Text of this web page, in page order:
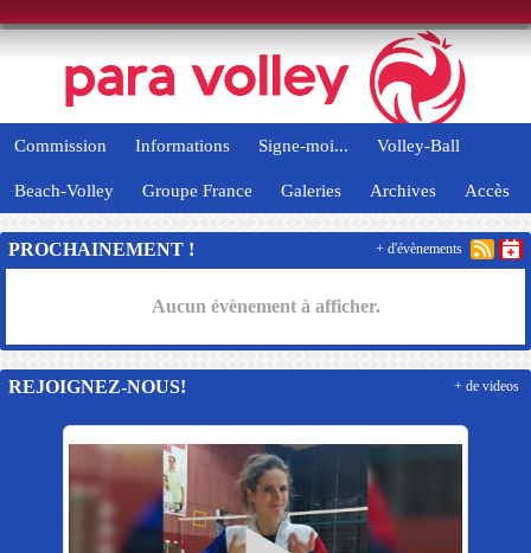
Commission Informations Signe-moi... Volley-Ball
Beach-Volley Groupe France Galeries Archives Accès
PROCHAINEMENT !
Aucun évènement à afficher.
+ d'évènements
REJOIGNEZ-NOUS! + de videos